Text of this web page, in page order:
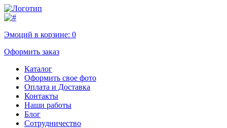
Эмоций в корзине: 0
Оформить заказ
Каталог
Оформить свое фото
Оплата и Доставка
Контакты
Наши работы
Блог
Сотрудничество